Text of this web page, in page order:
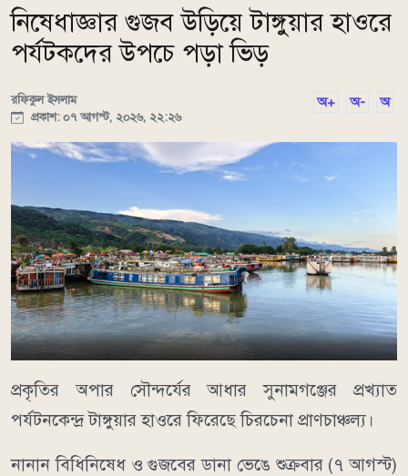
নিষেধাজ্ঞার গুজব উড়িয়ে টাঙ্গুয়ার হাওরে
পর্যটকদের উপচে পড়া ভিড়
রফিকুল ইসলাম
প্রকাশ: ০৭ আগস্ট, ২০২৬, ২২:২৬
অ+ অ- অ
​প্রকৃতির অপার সৌন্দর্যের আধার সুনামগঞ্জের প্রখ্যাত
পর্যটনকেন্দ্র টাঙ্গুয়ার হাওরে ফিরেছে চিরচেনা প্রাণচাঞ্চল্য।
নানান বিধিনিষেধ ও গুজবের ডানা ভেঙে শুক্রবার (৭ আগস্ট)